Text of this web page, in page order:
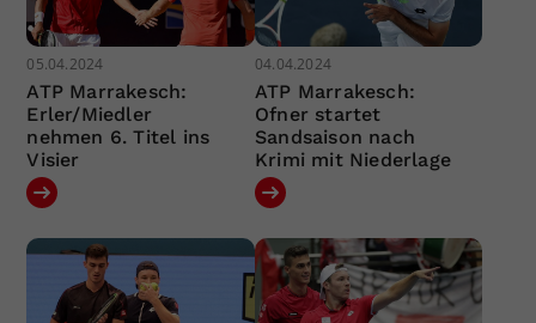
05.04.2024
ATP Marrakesch:
Erler/Miedler
nehmen 6. Titel ins
Visier
04.04.2024
ATP Marrakesch:
Ofner startet
Sandsaison nach
Krimi mit Niederlage